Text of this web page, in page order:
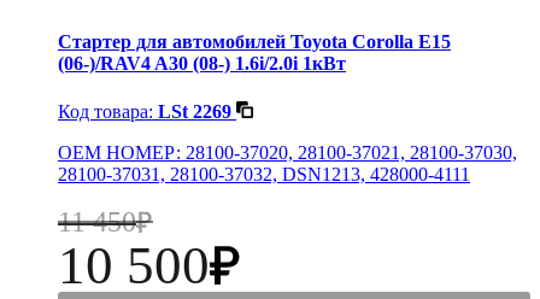
Стартер для автомобилей Toyota Corolla E15
(06-)/RAV4 A30 (08-) 1.6i/2.0i 1кВт
Код товара: LSt 2269
OEM НОМЕР: 28100-37020, 28100-37021, 28100-37030,
28100-37031, 28100-37032, DSN1213, 428000-4111
11 450
10 500